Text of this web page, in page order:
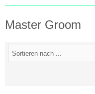
Master Groom